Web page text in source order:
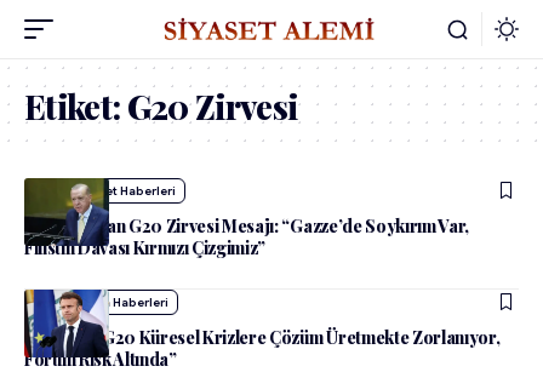
Etiket:G20 Zirvesi
Siyaset Haberleri
Erdoğan’dan G20 Zirvesi Mesajı: “Gazze’de Soykırım Var,
Filistin Davası Kırmızı Çizgimiz”
admin Dünya Haberleri
Macron: “G20 Küresel Krizlere Çözüm Üretmekte Zorlanıyor,
Forum Risk Altında”